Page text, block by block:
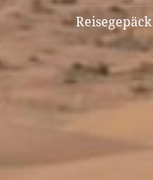
Reisegepäck